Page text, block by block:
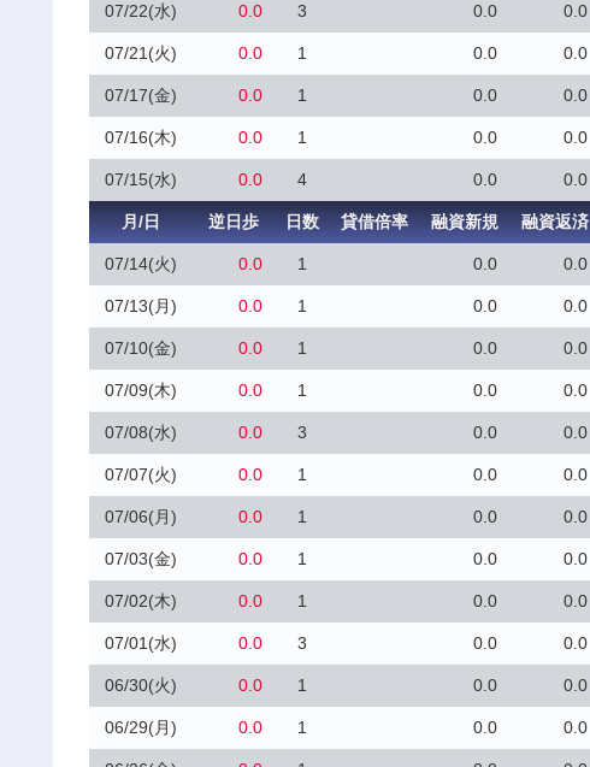
07/22(水) 0.0 3 0.0 0.0
07/21(火) 0.0 1 0.0 0.0
07/17(金) 0.0 1 0.0 0.0
07/16(木) 0.0 1 0.0 0.0
07/15(水) 0.0 4 0.0 0.0
月/日 逆日歩 日数 貸借倍率 融資新規 融資返済
07/14(火) 0.0 1 0.0 0.0
07/13(月) 0.0 1 0.0 0.0
07/10(金) 0.0 1 0.0 0.0
07/09(木) 0.0 1 0.0 0.0
07/08(水) 0.0 3 0.0 0.0
07/07(火) 0.0 1 0.0 0.0
07/06(月) 0.0 1 0.0 0.0
07/03(金) 0.0 1 0.0 0.0
07/02(木) 0.0 1 0.0 0.0
07/01(水) 0.0 3 0.0 0.0
06/30(火) 0.0 1 0.0 0.0
06/29(月) 0.0 1 0.0 0.0